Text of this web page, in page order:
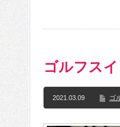
ゴルフス
2021.03.09 ゴ